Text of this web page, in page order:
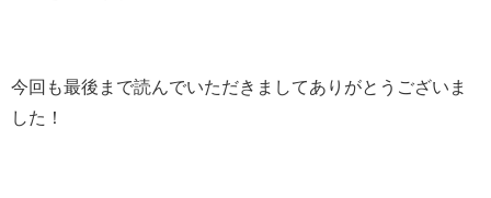
今回も最後まで読んでいただきましてありがとうございま
した！